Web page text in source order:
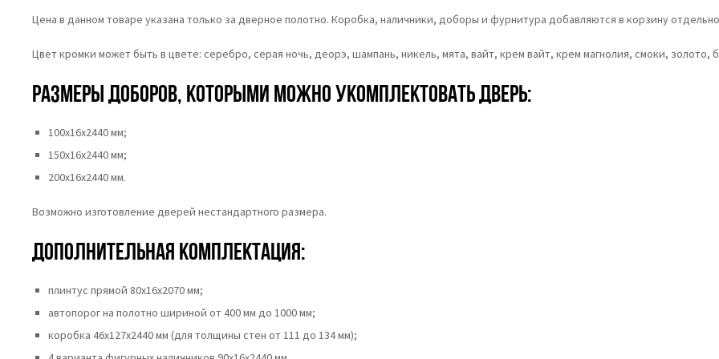
Цена в данном товаре указана только за дверное полотно. Коробка, наличники, доборы и фурнитура добавляются в корзину
Цвет кромки может быть в цвете: серебро, серая ночь, деорэ, шампань, никель, мята, вайт, крем вайт, крем магнолия, cмоки, золото,
Размеры доборов, которыми можно укомплектовать дверь:
100х16х2440 мм;
150х16х2440 мм;
200х16х2440 мм.
Возможно изготовление дверей нестандартного размера.
Дополнительная комплектация:
плинтус прямой 80х16х2070 мм;
автопорог на полотно шириной от 400 мм до 1000 мм;
коробка 46x127x2440 мм (для толщины стен от 111 до 134 мм);